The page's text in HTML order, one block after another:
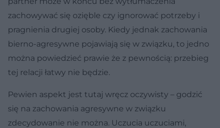
zachowywać się ozięble czy ignorować potrzeby i
pragnienia drugiej osoby. Kiedy jednak zachowania
bierno-agresywne pojawiają się w związku, to jedno
można powiedzieć prawie że z pewnością: przebieg
tej relacji łatwy nie będzie.
Pewien aspekt jest tutaj wręcz oczywisty – godzić
się na zachowania agresywne w związku
zdecydowanie nie można. Uczucia uczuciami,